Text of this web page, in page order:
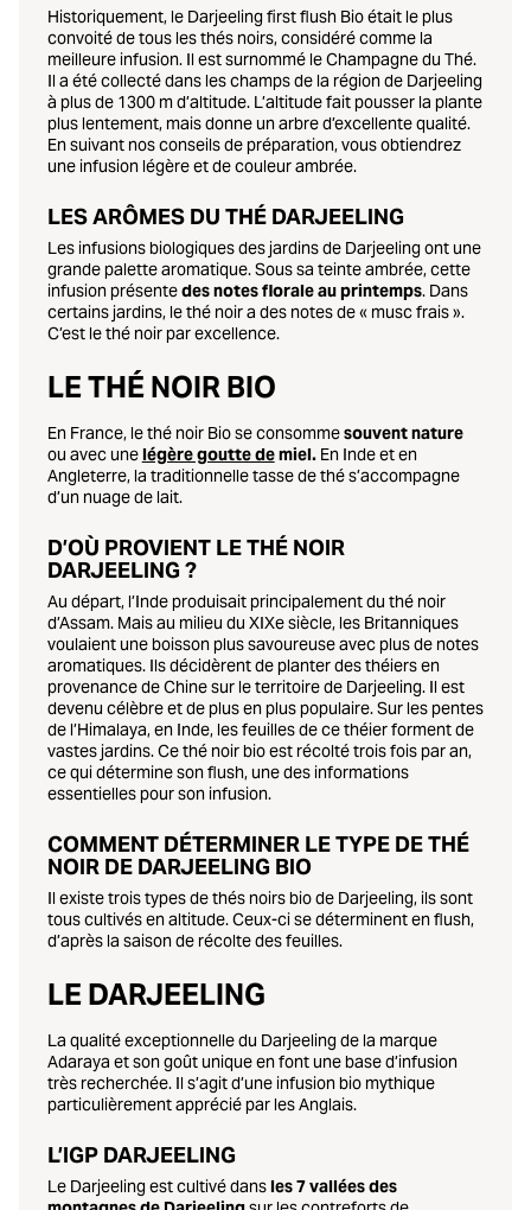
Historiquement, le Darjeeling first flush Bio était le plus
convoité de tous les thés noirs, considéré comme la
meilleure infusion. Il est surnommé le Champagne du Thé.
Il a été collecté dans les champs de la région de Darjeeling
à plus de 1300 m d’altitude. L’altitude fait pousser la plante
plus lentement, mais donne un arbre d’excellente qualité.
En suivant nos conseils de préparation, vous obtiendrez
une infusion légère et de couleur ambrée.
LES ARÔMES DU THÉ DARJEELING
Les infusions biologiques des jardins de Darjeeling ont une
grande palette aromatique. Sous sa teinte ambrée, cette
infusion présentedes notes florale au printemps. Dans
certains jardins, le thé noir a des notes de « musc frais ».
C’est le thé noir par excellence.
LE THÉ NOIR BIO
En France, le thé noir Bio se consommesouvent nature
ou avec unelégère goutte demiel.En Inde et en
Angleterre, la traditionnelle tasse de thé s’accompagne
d’un nuage de lait.
D’OÙ PROVIENT LE THÉ NOIR
DARJEELING ?
Au départ, l’Inde produisait principalement du thé noir
d’Assam. Mais au milieu du XIXe siècle, les Britanniques
voulaient une boisson plus savoureuse avec plus de notes
aromatiques. Ils décidèrent de planter des théiers en
provenance de Chine sur le territoire de Darjeeling. Il est
devenu célèbre et de plus en plus populaire. Sur les pentes
de l’Himalaya, en Inde, les feuilles de ce théier forment de
vastes jardins. Ce thé noir bio est récolté trois fois par an,
ce qui détermine son flush, une des informations
essentielles pour son infusion.
COMMENT DÉTERMINER LE TYPE DE THÉ
NOIR DE DARJEELING BIO
Il existe trois types de thés noirs bio de Darjeeling, ils sont
tous cultivés en altitude. Ceux-ci se déterminent en flush,
d’après la saison de récolte des feuilles.
LE DARJEELING
La qualité exceptionnelle du Darjeeling de la marque
Adaraya et son goût unique en font une base d’infusion
très recherchée. Il s’agit d’une infusion bio mythique
particulièrement apprécié par les Anglais.
L’IGP DARJEELING
Le Darjeeling est cultivé dansles 7 vallées des